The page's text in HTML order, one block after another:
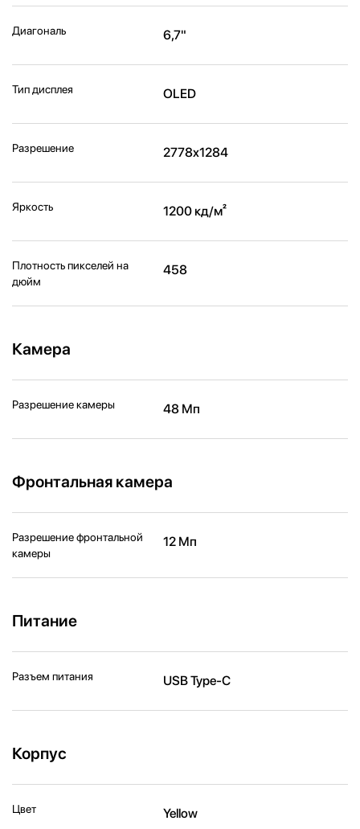
Диагональ 6,7"
Тип дисплея OLED
Разрешение 2778x1284
Яркость 1200 кд/м²
Плотность пикселей на
дюйм
458
Камера
Разрешение камеры 48 Мп
Фронтальная камера
Разрешение фронтальной
камеры
12 Мп
Питание
Разъем питания USB Type-C
Корпус
Цвет Yellow